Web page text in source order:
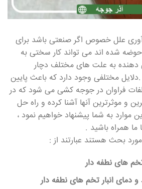
علل خصوص اگر صنعتی باشد برای
حوضه شده اند می تواند کار سختی به
دهنده به علت های مختلف دچار
مختلفی وجود دارد که باعث پایین
فراوان در جوجه کشی می شود که در
و موثرترین آنها آشنا کرده و راه حل
موارد به شما پیشنهاد خواهیم نمود ،
ما همراه باشید .
بحث هستند عبارتند از :
های نطفه دار
دمای انبار تخم های نطفه دار